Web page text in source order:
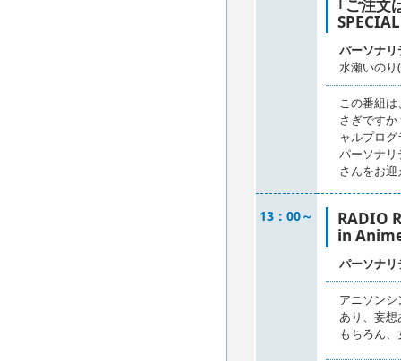
｢ご注文
パーソナリ
水瀬いのり
この番組
さぎです
ャルプロ
パーソナ
さんをお
13：00～
RADIO
in
パーソナリ
アニソン
あり、妄
もちろん